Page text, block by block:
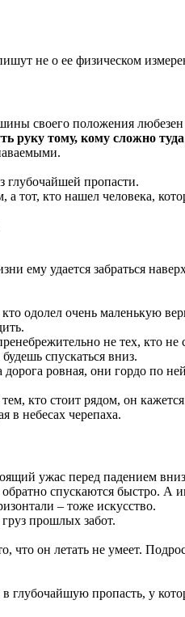
не о ее физическом
своего положения
руку тому, кому сложно
глубочайшей пропасти.
тот, кто нашел человека,
ему удается забраться
одолел очень маленькую
не тех, кто не
спускаться вниз.
ровная, они гордо по
кто стоит рядом, он
в небесах черепаха.
ужас перед падением
спускаются быстро. А
– тоже искусство.
прошлых забот.
что он летать не умеет.
глубочайшую пропасть, у